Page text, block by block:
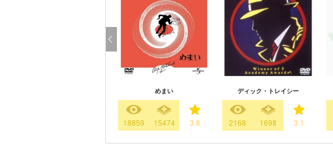
めまい
18859 15474 3.8
ディック・トレイシー
2168 1698 3.1